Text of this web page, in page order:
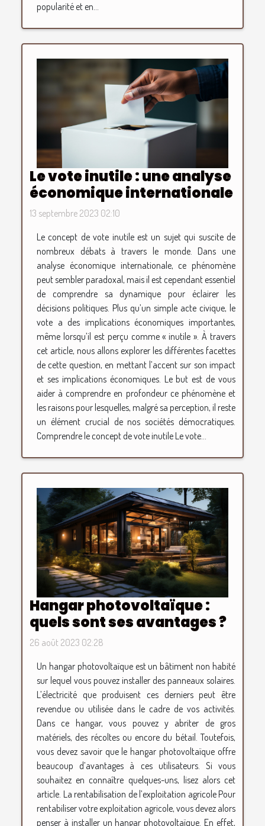
popularité et en...
Le vote inutile : une analyse
économique internationale
13 septembre 2023 02:10
Le concept de vote inutile est un sujet qui suscite de
nombreux débats à travers le monde. Dans une
analyse économique internationale, ce phénomène
peut sembler paradoxal, mais il est cependant essentiel
de comprendre sa dynamique pour éclairer les
décisions politiques. Plus qu’un simple acte civique, le
vote a des implications économiques importantes,
même lorsqu’il est perçu comme « inutile ». À travers
cet article, nous allons explorer les différentes facettes
de cette question, en mettant l’accent sur son impact
et ses implications économiques. Le but est de vous
aider à comprendre en profondeur ce phénomène et
les raisons pour lesquelles, malgré sa perception, il reste
un élément crucial de nos sociétés démocratiques.
Comprendre le concept de vote inutile Le vote...
Hangar photovoltaïque :
quels sont ses avantages ?
26 août 2023 02:28
Un hangar photovoltaïque est un bâtiment non habité
sur lequel vous pouvez installer des panneaux solaires.
L’électricité que produisent ces derniers peut être
revendue ou utilisée dans le cadre de vos activités.
Dans ce hangar, vous pouvez y abriter de gros
matériels, des récoltes ou encore du bétail. Toutefois,
vous devez savoir que le hangar photovoltaïque offre
beaucoup d’avantages à ces utilisateurs. Si vous
souhaitez en connaître quelques-uns, lisez alors cet
article. La rentabilisation de l’exploitation agricole Pour
rentabiliser votre exploitation agricole, vous devez alors
penser à installer un hangar photovoltaïque. En effet,